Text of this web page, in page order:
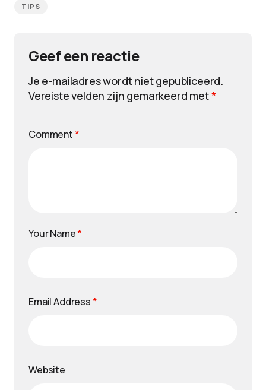
TIPS
Geef een reactie
Je e-mailadres wordt niet gepubliceerd.
Vereiste velden zijn gemarkeerd met*
Comment *
Your Name*
Email Address *
Website